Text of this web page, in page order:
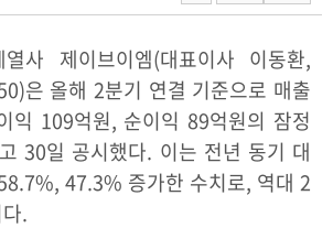
사 제이브이엠(대표이사 이동환,
은 올해 2분기 연결 기준으로 매출
익 109억원, 순이익 89억원의 잠정
30일 공시했다. 이는 전년 동기 대
47.3% 증가한 수치로, 역대 2
.